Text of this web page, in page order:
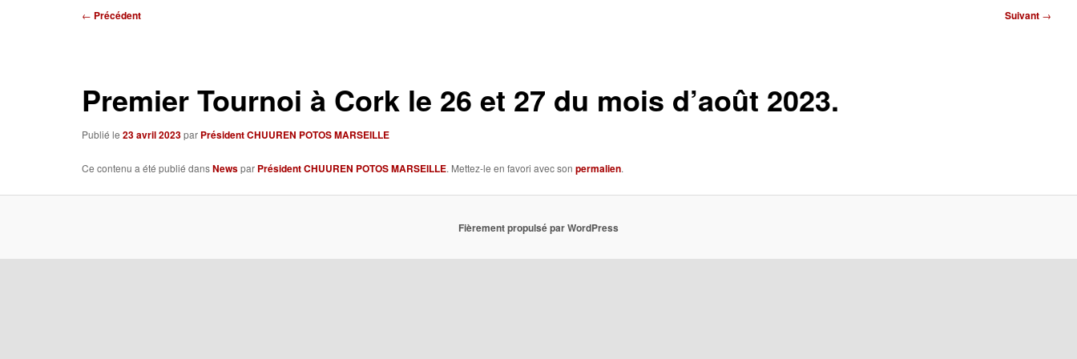
Navigation
← Précédent Suivant →
Premier Tournoi à Cork le 26 et 27 du mois d’août 2023.
Publié le23 avril 2023par Président CHUUREN POTOS MARSEILLE
Ce contenu a été publié dansNewspar Président CHUUREN POTOS MARSEILLE. Mettez-le en favori avec sonpermalien.
Fièrement propulsé par WordPress